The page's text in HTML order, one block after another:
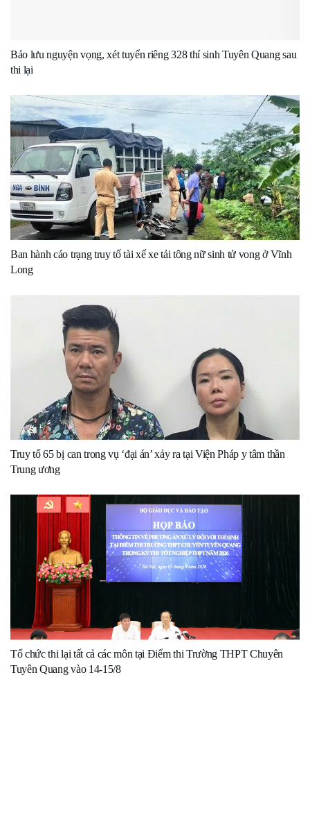
Bảo lưu nguyện vọng, xét tuyển riêng 328 thí sinh Tuyên Quang sau
thi lại
Ban hành cáo trạng truy tố tài xế xe tải tông nữ sinh tử vong ở Vĩnh
Long
Truy tố 65 bị can trong vụ ‘đại án’ xảy ra tại Viện Pháp y tâm thần
Trung ương
Tổ chức thi lại tất cả các môn tại Điểm thi Trường THPT Chuyên
Tuyên Quang vào 14-15/8